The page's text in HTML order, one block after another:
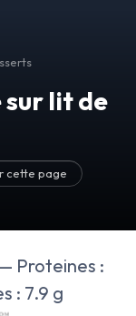
lit de
cette page
Proteines :
: 7.9 g